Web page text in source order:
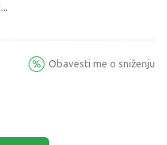
...
Obavesti me o sniženju